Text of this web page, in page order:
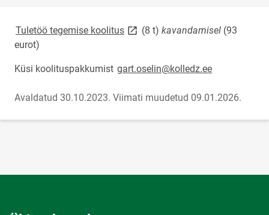
Tuletöö tegemise koolituslink opens on new page
(8 t) kavandamisel (93
eurot)
Küsi koolituspakkumist gart.oselin@kolledz.ee
Avaldatud 30.10.2023. Viimati muudetud 09.01.2026.